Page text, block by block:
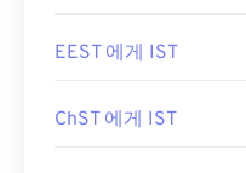
EEST 에게 IST
ChST 에게 IST